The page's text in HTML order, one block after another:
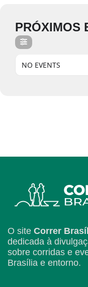
PRÓXIMOS
NO EVENTS
O site Correr
dedicada à
sobre corridas e
Brasília e entorno.